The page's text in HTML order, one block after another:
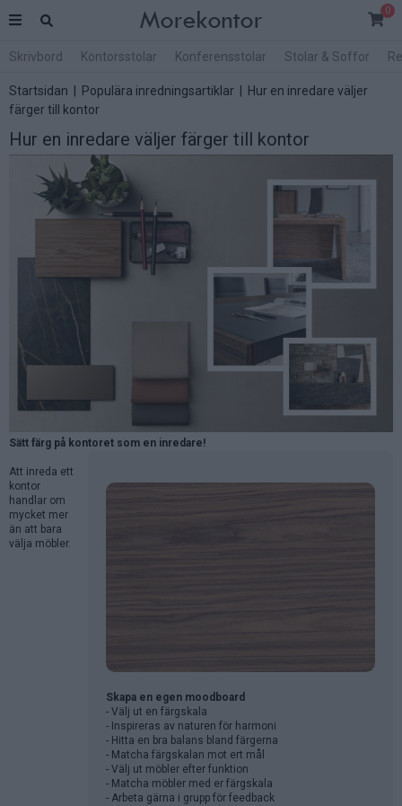
0
Skrivbord Kontorsstolar Konferensstolar Stolar & Soffor
Startsidan Populära inredningsartiklar
Hur en inredare väljer
färger till kontor
Hur en inredare väljer färger till kontor
Sätt färg på kontoret som en inredare!
Skapa en egen moodboard
- Välj ut en färgskala
- Inspireras av naturen för harmoni
- Hitta en bra balans bland färgerna
- Matcha färgskalan mot ert mål
- Välj ut möbler efter funktion
- Matcha möbler med er färgskala
- Arbeta gärna i grupp för feedback
Att inreda ett
kontor
handlar om
mycket mer
än att bara
välja möbler.